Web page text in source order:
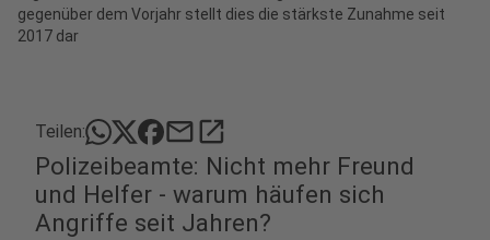
gegenüber dem Vorjahr stellt dies die stärkste Zunahme seit
2017 dar
Teilen: mailopen_in_new
Polizeibeamte: Nicht mehr Freund
und Helfer - warum häufen sich
Angriffe seit Jahren?